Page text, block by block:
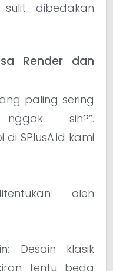
dibedakan
Render dan
paling sering
sih?”.
SPlusA.id kami
oleh
Desain klasik
tentu beda